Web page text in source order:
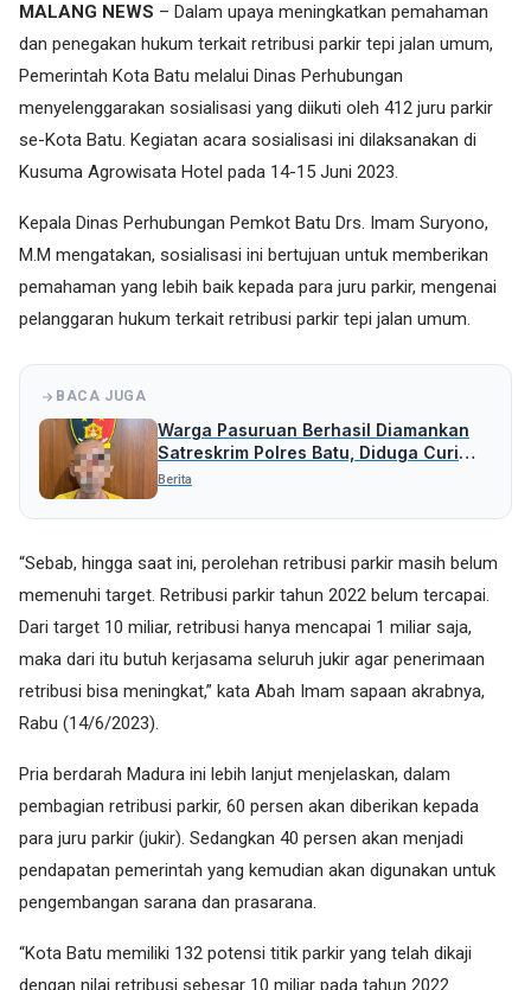
MALANG NEWS – Dalam upaya meningkatkan pemahaman
dan penegakan hukum terkait retribusi parkir tepi jalan umum,
Pemerintah Kota Batu melalui Dinas Perhubungan
menyelenggarakan sosialisasi yang diikuti oleh 412 juru parkir
se-Kota Batu. Kegiatan acara sosialisasi ini dilaksanakan di
Kusuma Agrowisata Hotel pada 14-15 Juni 2023.
Kepala Dinas Perhubungan Pemkot Batu Drs. Imam Suryono,
M.M mengatakan, sosialisasi ini bertujuan untuk memberikan
pemahaman yang lebih baik kepada para juru parkir, mengenai
pelanggaran hukum terkait retribusi parkir tepi jalan umum.
BACA JUGA
Warga Pasuruan Berhasil Diamankan
Satreskrim Polres Batu, Diduga Curi
Uang Rp 5 Juta
Berita
“Sebab, hingga saat ini, perolehan retribusi parkir masih belum
memenuhi target. Retribusi parkir tahun 2022 belum tercapai.
Dari target 10 miliar, retribusi hanya mencapai 1 miliar saja,
maka dari itu butuh kerjasama seluruh jukir agar penerimaan
retribusi bisa meningkat,” kata Abah Imam sapaan akrabnya,
Rabu (14/6/2023).
Pria berdarah Madura ini lebih lanjut menjelaskan, dalam
pembagian retribusi parkir, 60 persen akan diberikan kepada
para juru parkir (jukir). Sedangkan 40 persen akan menjadi
pendapatan pemerintah yang kemudian akan digunakan untuk
pengembangan sarana dan prasarana.
“Kota Batu memiliki 132 potensi titik parkir yang telah dikaji
dengan nilai retribusi sebesar 10 miliar pada tahun 2022.